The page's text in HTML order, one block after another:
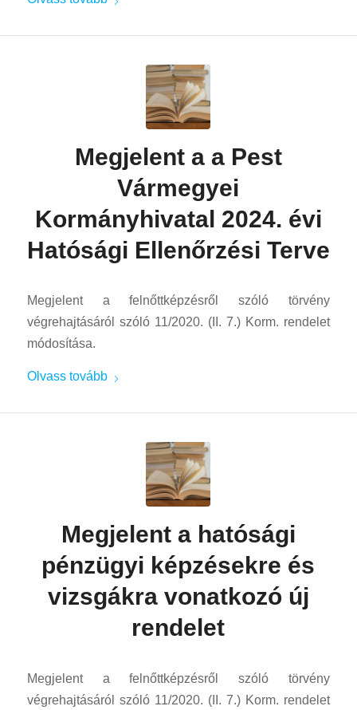
Megjelent a a Pest
Vármegyei
Kormányhivatal 2024. évi
Hatósági Ellenőrzési Terve
Megjelent a felnőttképzésről szóló törvény
végrehajtásáról szóló 11/2020. (II. 7.) Korm. rendelet
módosítása.
Olvass tovább
Megjelent a hatósági
pénzügyi képzésekre és
vizsgákra vonatkozó új
rendelet
Megjelent a felnőttképzésről szóló törvény
végrehajtásáról szóló 11/2020. (II. 7.) Korm. rendelet